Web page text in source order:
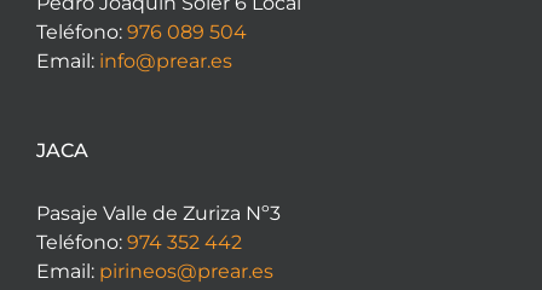
Teléfono: 976 089 504
Email: info@prear.es
JACA
Pasaje Valle de Zuriza Nº3
Teléfono: 974 352 442
Email: pirineos@prear.es